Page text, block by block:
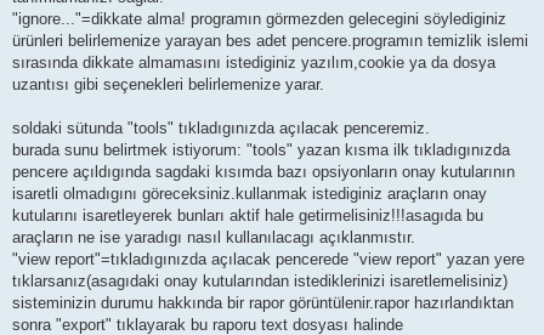
"ignore..."=dikkate alma! programın görmezden gelecegini söylediginiz
ürünleri belirlemenize yarayan bes adet pencere.programın temizlik islemi
sırasında dikkate almamasını istediginiz yazılım,cookie ya da dosya
uzantısı gibi seçenekleri belirlemenize yarar.
soldaki sütunda "tools" tıkladıgınızda açılacak penceremiz.
burada sunu belirtmek istiyorum: "tools" yazan kısma ilk tıkladıgınızda
pencere açıldıgında sagdaki kısımda bazı opsiyonların onay kutularının
isaretli olmadıgını göreceksiniz.kullanmak istediginiz araçların onay
kutularını isaretleyerek bunları aktif hale getirmelisiniz!!!asagıda bu
araçların ne ise yaradıgı nasıl kullanılacagı açıklanmıstır.
"view report"=tıkladıgınızda açılacak pencerede "view report" yazan yere
tıklarsanız(asagıdaki onay kutularından istediklerinizi isaretlemelisiniz)
sisteminizin durumu hakkında bir rapor görüntülenir.rapor hazırlandıktan
sonra "export" tıklayarak bu raporu text dosyası halinde